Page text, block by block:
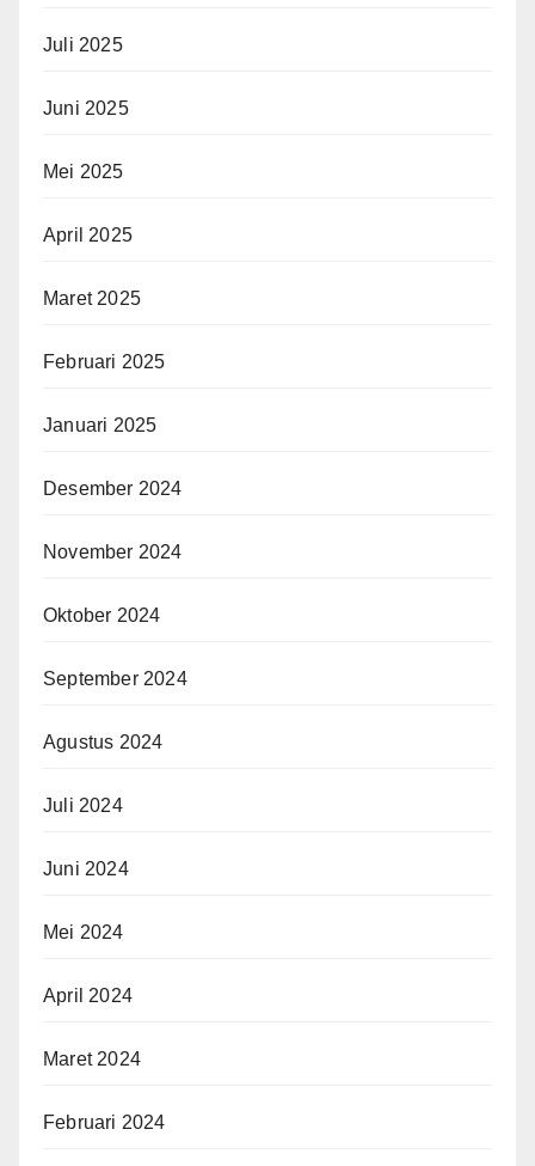
Juli 2025
Juni 2025
Mei 2025
April 2025
Maret 2025
Februari 2025
Januari 2025
Desember 2024
November 2024
Oktober 2024
September 2024
Agustus 2024
Juli 2024
Juni 2024
Mei 2024
April 2024
Maret 2024
Februari 2024